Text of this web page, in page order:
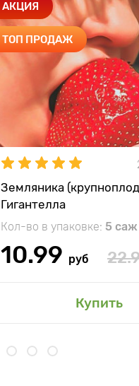
АКЦИЯ
ТОП ПРОДАЖ
Земляника
Гигантелла
Кол-во в упаковке: 5 саж
10.99 руб
Купить